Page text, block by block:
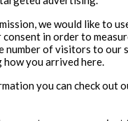
Hoegel
we would like to
in order to
number of visitors to our
you arrived here.
you can check out